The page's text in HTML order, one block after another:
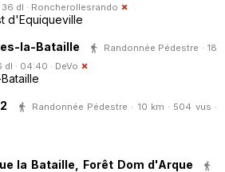
dl · Roncherollesrando
d'Equiqueville
la-Bataille
Randonnée Pédestre · 18
dl · 04:40 · DeVo
Randonnée Pédestre · 10 km · 504 vus ·
la Bataille, Forêt Dom d'Arque